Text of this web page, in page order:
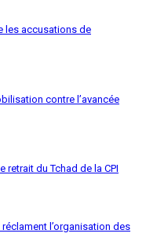
les accusations de
contre l’avancée
retrait du Tchad de la CPI
l’organisation des